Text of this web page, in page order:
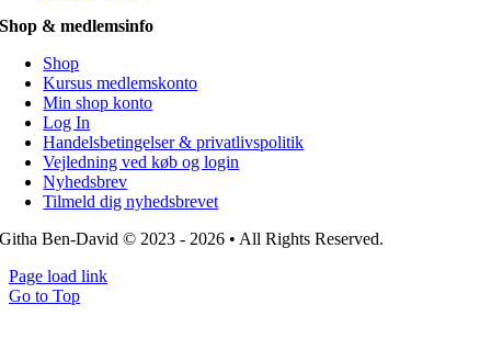
Shop & medlemsinfo
Shop
Kursus medlemskonto
Min shop konto
Log In
Handelsbetingelser & privatlivspolitik
Vejledning ved køb og login
Nyhedsbrev
Tilmeld dig nyhedsbrevet
Githa Ben-David © 2023 - 2026 • All Rights Reserved.
Page load link
Go to Top